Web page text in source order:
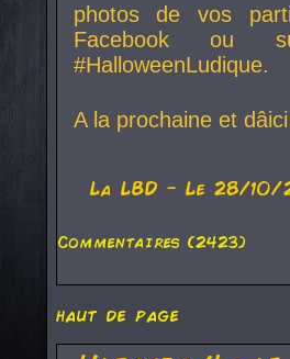
photos de vos
Facebook ou
#HalloweenLudique.
A la prochaine et
La LBD - Le 28/10/
Commentaires (2423)
haut de page